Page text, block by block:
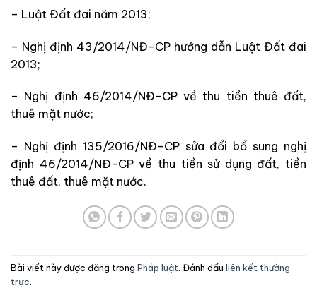
– Luật Đất đai năm 2013;
– Nghị định 43/2014/NĐ-CP hướng dẫn Luật Đất đai
2013;
– Nghị định 46/2014/NĐ-CP về thu tiền thuê đất,
thuê mặt nước;
– Nghị định 135/2016/NĐ-CP sửa đổi bổ sung nghị
định 46/2014/NĐ-CP về thu tiền sử dụng đất, tiền
thuê đất, thuê mặt nước.
Bài viết này được đăng trong Pháp luật . Đánh dấu liên kết thường
trực